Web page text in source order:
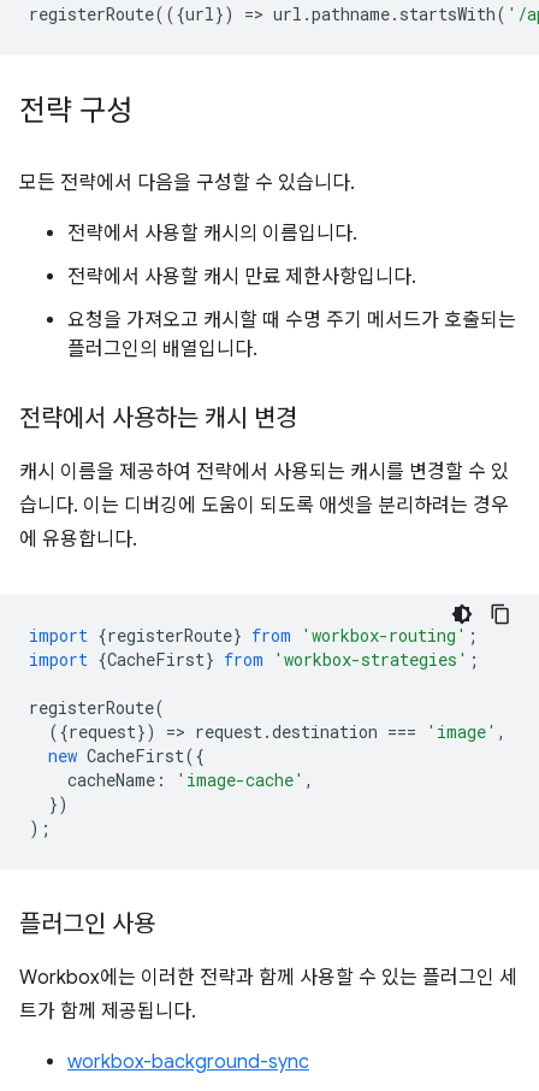
registerRoute(({url }) => url .pathname. startsWith( '/
전략 구성
모든 전략에서 다음을 구성할 수 있습니다.
전략에서 사용할 캐시의 이름입니다.
전략에서 사용할 캐시 만료 제한사항입니다.
요청을 가져오고 캐시할 때 수명 주기 메서드가 호출되는
플러그인의 배열입니다.
전략에서 사용하는 캐시 변경
캐시 이름을 제공하여 전략에서 사용되는 캐시를 변경할 수 있
습니다. 이는 디버깅에 도움이 되도록 애셋을 분리하려는 경우
에 유용합니다.
import {registerRoute} from 'workbox-routing' ;
import {CacheFirst} from 'workbox-strategies' ;
registerRoute(
({request}) => request .destination === 'image' ,
new CacheFirst({
cacheName : 'image-cache' ,
})
);
플러그인 사용
Workbox에는 이러한 전략과 함께 사용할 수 있는 플러그인 세
트가 함께 제공됩니다.
workbox-background-sync